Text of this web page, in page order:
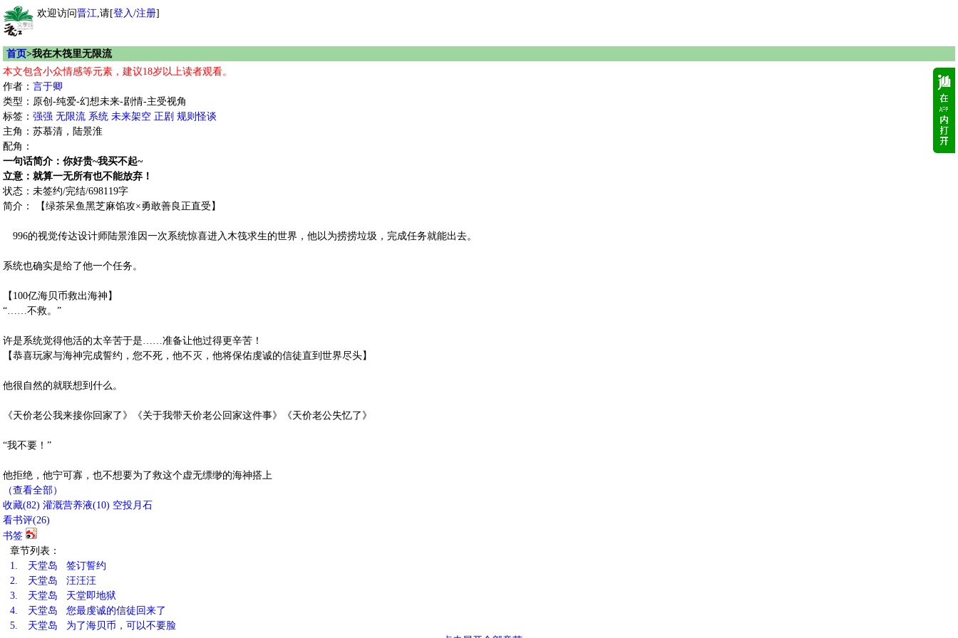
欢迎访问晋江,请[登入/注册]
首页>我在木筏里无限流
本文包含小众情感等元素，建议18岁以上读者观看。
作者： 言于卿
类型：原创-纯爱-幻想未来-剧情-主受视角
标签： 强强 无限流 系统 未来架空 正剧 规则怪谈
主角：苏慕清，陆景淮
配角：
一句话简介：你好贵~我买不起~
立意：就算一无所有也不能放弃！
状态：未签约/完结/698119字
简介： 【绿茶呆鱼黑芝麻馅攻×勇敢善良正直受】
996的视觉传达设计师陆景淮因一次系统惊喜进入木筏求生的世界，他以为捞捞垃圾，完成任务就能出去。
系统也确实是给了他一个任务。
【100亿海贝币救出海神】
“……不救。”
许是系统觉得他活的太辛苦于是……准备让他过得更辛苦！
【恭喜玩家与海神完成誓约，您不死，他不灭，他将保佑虔诚的信徒直到世界尽头】
他很自然的就联想到什么。
《天价老公我来接你回家了》《关于我带天价老公回家这件事》《天价老公失忆了》
“我不要！”
他拒绝，他宁可寡，也不想要为了救这个虚无缥缈的海神搭上
（查看全部）
收藏(82) 灌溉营养液(10) 空投月石
看书评(26)
书签
章节列表：
1.
天堂岛 签订誓约
2.
天堂岛 汪汪汪
3.
天堂岛 天堂即地狱
4.
天堂岛 您最虔诚的信徒回来了
5.
天堂岛 为了海贝币，可以不要脸